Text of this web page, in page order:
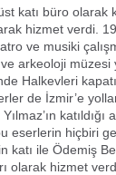
katı büro olarak
hizmet verdi.
ve musiki
arkeoloji müzesi
Halkevleri
de İzmir’e
katıldığı
eserlerin hiçbiri
katı ile Ödemiş
olarak hizmet